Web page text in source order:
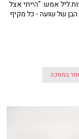
ליל אמש: "הייתי אצל
של שועה - כל מקיף
במסכה